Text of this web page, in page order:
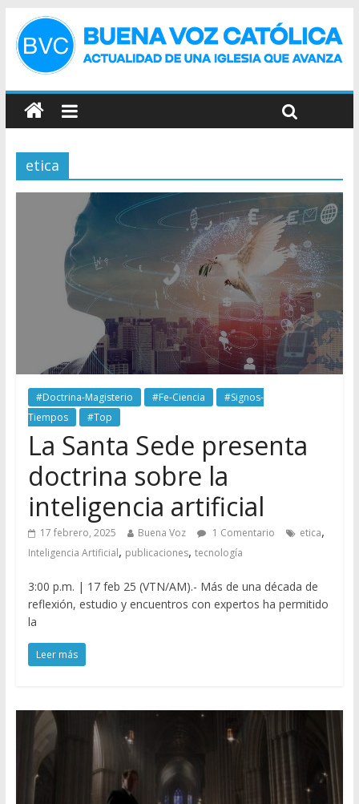
etica
#Doctrina-Magisterio #Fe-Ciencia
#Signos-
Tiempos
#Top
La Santa Sede presenta
doctrina sobre la
inteligencia artificial
17 febrero, 2025 Buena Voz 1 Comentario etica,
Inteligencia Artificial, publicaciones, tecnología
3:00 p.m. | 17 feb 25 (VTN/AM).- Más de una década de
reflexión, estudio y encuentros con expertos ha permitido
la
Leer más